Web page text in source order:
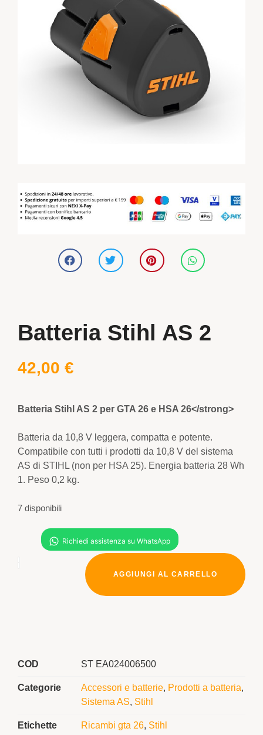
Batteria Stihl AS 2
42,00 €
Batteria Stihl AS 2 per GTA 26 e HSA 26</strong>
Batteria da 10,8 V leggera, compatta e potente.
Compatibile con tutti i prodotti da 10,8 V del sistema
AS di STIHL (non per HSA 25). Energia batteria 28 Wh
1. Peso 0,2 kg.
7 disponibili
AGGIUNGI AL CARRELLO
COD ST EA024006500
Categorie Accessori e batterie, Prodotti a batteria,
Sistema AS, Stihl
Etichette Ricambi gta 26, Stihl